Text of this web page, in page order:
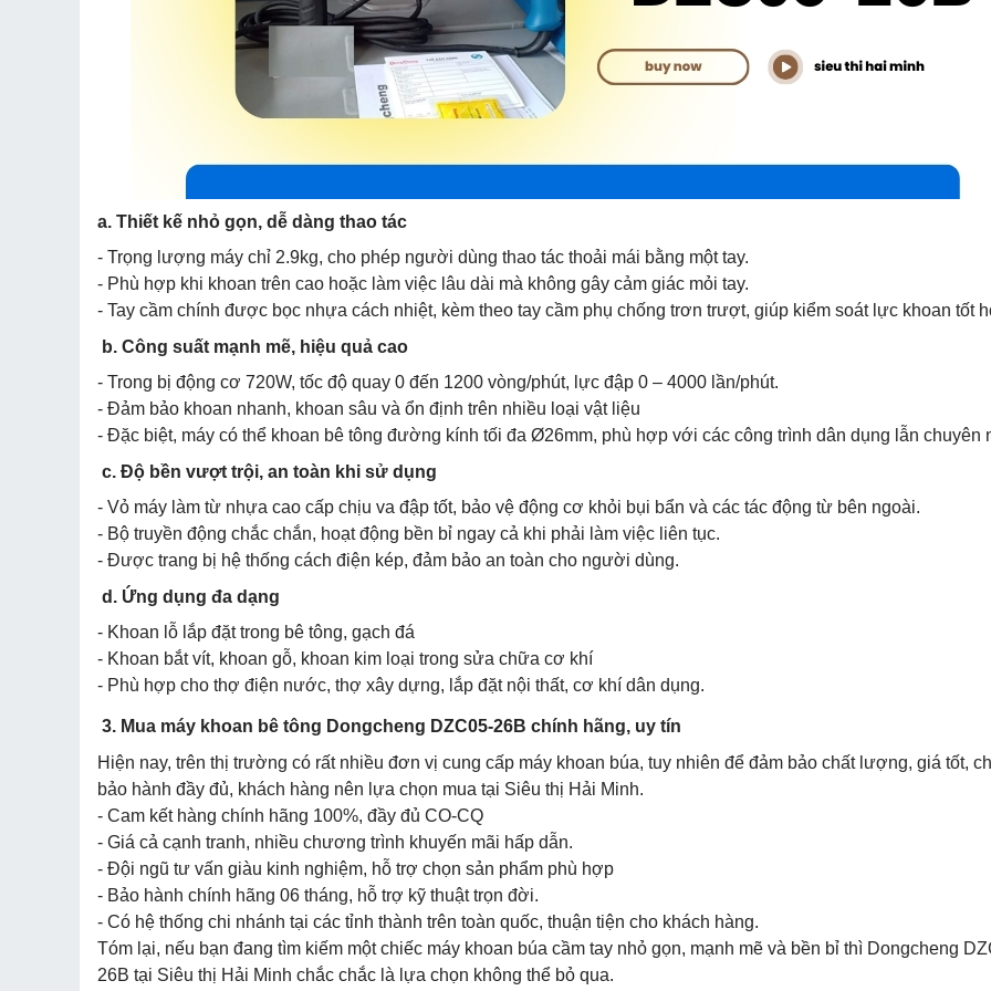
a. Thiết kế nhỏ gọn, dễ dàng thao tác
- Trọng lượng máy chỉ 2.9kg, cho phép người dùng thao tác thoải mái bằng một tay.
- Phù hợp khi khoan trên cao hoặc làm việc lâu dài mà không gây cảm giác mỏi tay.
- Tay cầm chính được bọc nhựa cách nhiệt, kèm theo tay cầm phụ chống trơn trượt, giúp kiểm soát lực khoan tốt
b. Công suất mạnh mẽ, hiệu quả cao
- Trong bị động cơ 720W, tốc độ quay 0 đến 1200 vòng/phút, lực đập 0 – 4000 lần/phút.
- Đảm bảo khoan nhanh, khoan sâu và ổn định trên nhiều loại vật liệu
- Đặc biệt, máy có thể khoan bê tông đường kính tối đa Ø26mm, phù hợp với các công trình dân dụng lẫn chuyên
c. Độ bền vượt trội, an toàn khi sử dụng
- Vỏ máy làm từ nhựa cao cấp chịu va đập tốt, bảo vệ động cơ khỏi bụi bẩn và các tác động từ bên ngoài.
- Bộ truyền động chắc chắn, hoạt động bền bỉ ngay cả khi phải làm việc liên tục.
- Được trang bị hệ thống cách điện kép, đảm bảo an toàn cho người dùng.
d. Ứng dụng đa dạng
- Khoan lỗ lắp đặt trong bê tông, gạch đá
- Khoan bắt vít, khoan gỗ, khoan kim loại trong sửa chữa cơ khí
- Phù hợp cho thợ điện nước, thợ xây dựng, lắp đặt nội thất, cơ khí dân dụng.
3. Mua máy khoan bê tông Dongcheng DZC05-26B chính hãng, uy tín
Hiện nay, trên thị trường có rất nhiều đơn vị cung cấp máy khoan búa, tuy nhiên để đảm bảo chất lượng, giá tốt,
bảo hành đầy đủ, khách hàng nên lựa chọn mua tại Siêu thị Hải Minh.
- Cam kết hàng chính hãng 100%, đầy đủ CO-CQ
- Giá cả cạnh tranh, nhiều chương trình khuyến mãi hấp dẫn.
- Đội ngũ tư vấn giàu kinh nghiệm, hỗ trợ chọn sản phẩm phù hợp
- Bảo hành chính hãng 06 tháng, hỗ trợ kỹ thuật trọn đời.
- Có hệ thống chi nhánh tại các tỉnh thành trên toàn quốc, thuận tiện cho khách hàng.
Tóm lại, nếu bạn đang tìm kiếm một chiếc máy khoan búa cầm tay nhỏ gọn, mạnh mẽ và bền bỉ thì Dongcheng
26B tại Siêu thị Hải Minh chắc chắc là lựa chọn không thể bỏ qua.